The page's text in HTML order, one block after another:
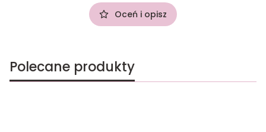
Oceń i opisz
Polecane produkty